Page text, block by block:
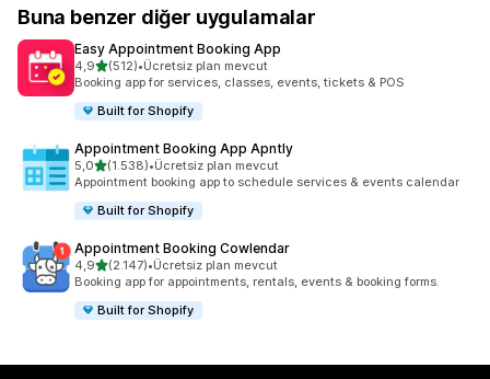
Buna benzer diğer uygulamalar
Easy Appointment Booking App
4,95 yıldız üzerinden
(512)
toplam 512 değerlendirme
•Ücretsiz plan mevcut
Booking app for services, classes, events, tickets & POS
Built for Shopify
Appointment Booking App Apntly
5,05 yıldız üzerinden
(1.538)
toplam 1538 değerlendirme
•Ücretsiz plan mevcut
Appointment booking app to schedule services & events calendar
Built for Shopify
Appointment Booking Cowlendar
4,95 yıldız üzerinden
(2.147)
toplam 2147 değerlendirme
•Ücretsiz plan mevcut
Booking app for appointments, rentals, events & booking forms.
Built for Shopify